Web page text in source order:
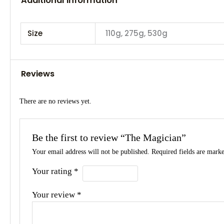
Size 110g, 275g, 530g
Reviews
There are no reviews yet.
Be the first to review “The Magician”
Your email address will not be published. Required fields are
Your rating *
Your review *